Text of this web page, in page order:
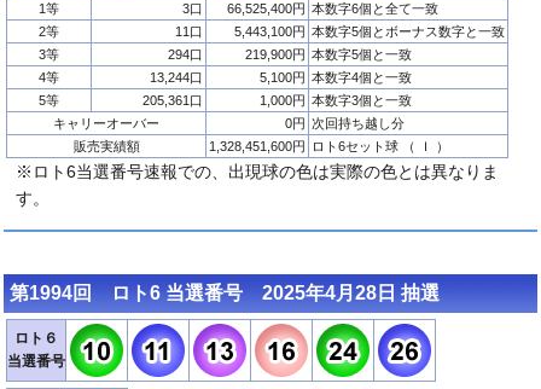
1等
3口 66,525,400円 本数字6個と全て一致
2等
11口 5,443,100円 本数字5個とボーナス数字と一致
3等
294口 219,900円 本数字5個と一致
4等
13,244口 5,100円 本数字4個と一致
5等
205,361口 1,000円 本数字3個と一致
キャリーオーバー
0円 次回持ち越し分
販売実績額
1,328,451,600円 ロト6セット球 （ Ｉ ）
※ロト6当選番号速報での、出現球の色は実際の色とは異なりま
す。
第1994回 ロト6 当選番号 2025年4月28日 抽選
ロト６
当選番号